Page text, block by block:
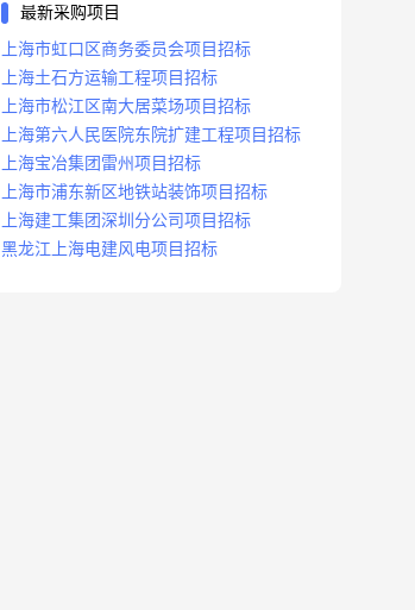
最新采购项目
上海市虹口区商务委员会项目招标
上海土石方运输工程项目招标
上海市松江区南大居菜场项目招标
上海第六人民医院东院扩建工程项目招标
上海宝冶集团雷州项目招标
上海市浦东新区地铁站装饰项目招标
上海建工集团深圳分公司项目招标
黑龙江上海电建风电项目招标